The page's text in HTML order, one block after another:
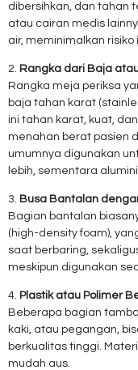
dibersihkan, dan tahan
atau cairan medis
air, meminimalkan risiko
2. Rangka dari Baja
Rangka meja periksa
baja tahan karat
ini tahan karat, kuat,
menahan berat pasien
umumnya digunakan
lebih, sementara
3. Busa Bantalan
Bagian bantalan
(high-density foam),
saat berbaring,
meskipun digunakan
4. Plastik atau Polimer
Beberapa bagian
kaki, atau pegangan,
berkualitas tinggi.
mudah aus.